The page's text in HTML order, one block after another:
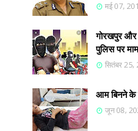
मई 07,
गोरखपुर
पुलिस पर
सितंबर 25,
आम बिनने के
जून 08,